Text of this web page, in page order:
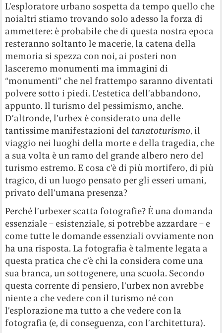
L’esploratore urbano sospetta da tempo quello che
noialtri stiamo trovando solo adesso la forza di
ammettere: è probabile che di questa nostra epoca
resteranno soltanto le macerie, la catena della
memoria si spezza con noi, ai posteri non
lasceremo monumenti ma immagini di
“monumenti” che nel frattempo saranno diventati
polvere sotto i piedi. L’estetica dell’abbandono,
appunto. Il turismo del pessimismo, anche.
D’altronde, l’urbex è considerato una delle
tantissime manifestazioni del tanatoturismo, il
viaggio nei luoghi della morte e della tragedia, che
a sua volta è un ramo del grande albero nero del
turismo estremo. E cosa c’è di più mortifero, di più
tragico, di un luogo pensato per gli esseri umani,
privato dell’umana presenza?
Perché l’urbexer scatta fotografie? È una domanda
essenziale – esistenziale, si potrebbe azzardare – e
come tutte le domande essenziali ovviamente non
ha una risposta. La fotografia è talmente legata a
questa pratica che c’è chi la considera come una
sua branca, un sottogenere, una scuola. Secondo
questa corrente di pensiero, l’urbex non avrebbe
niente a che vedere con il turismo né con
l’esplorazione ma tutto a che vedere con la
fotografia (e, di conseguenza, con l’architettura).